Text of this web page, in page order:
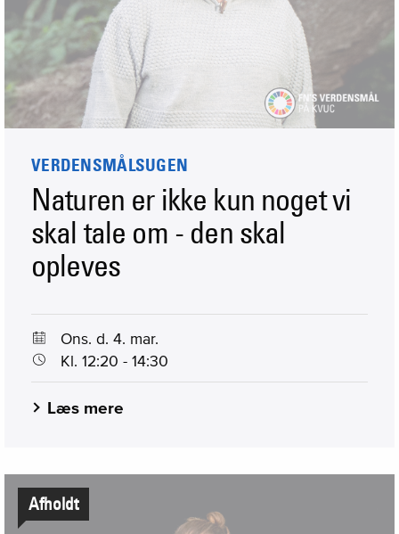
VERDENSMÅLSUGEN
Naturen er ikke kun noget vi
skal tale om - den skal
opleves
Ons. d. 4. mar.
Kl. 12:20 - 14:30
Læs mere
Afholdt